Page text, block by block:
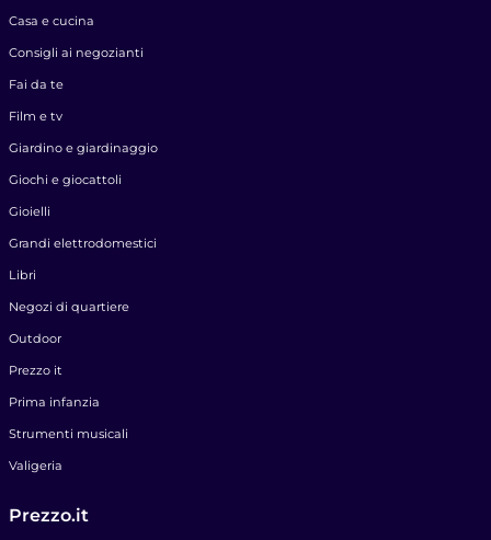
Casa e cucina
Consigli ai negozianti
Fai da te
Film e tv
Giardino e giardinaggio
Giochi e giocattoli
Gioielli
Grandi elettrodomestici
Libri
Negozi di quartiere
Outdoor
Prezzo it
Prima infanzia
Strumenti musicali
Valigeria
Prezzo.it